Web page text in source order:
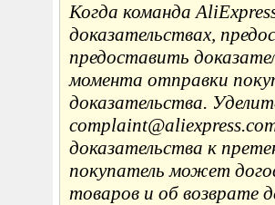
Когда команда
доказательствах,
предоставить
момента отправки
доказательства.
доказательства к
покупатель может
товаров и об возврате